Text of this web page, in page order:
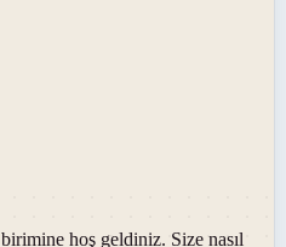
birimine hoş geldiniz. Size nasıl